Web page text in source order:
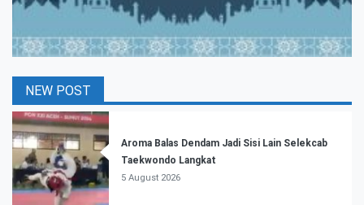
NEW POST
Aroma Balas Dendam Jadi Sisi Lain Selekcab
Taekwondo Langkat
5 August 2026